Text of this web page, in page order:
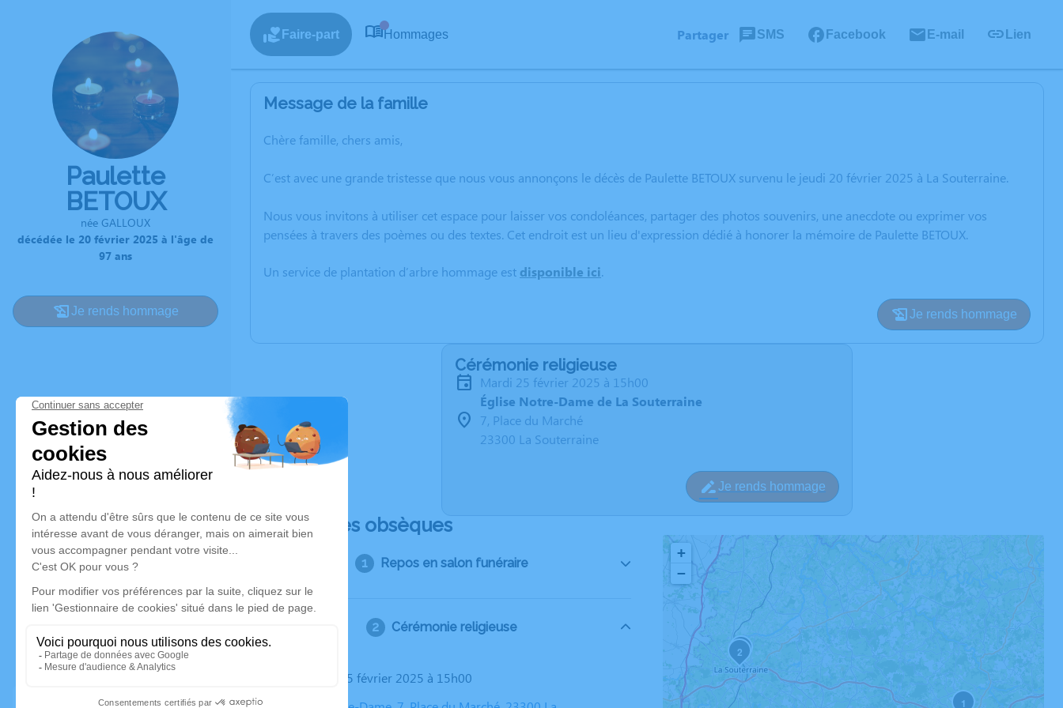
Paulette
BETOUX
née GALLOUX
décédée le 20 février 2025 à l'âge de
97 ans
Je rends hommage
Faire-part Hommages Partager SMS Facebook E-mail Lien
Message de la famille
Chère famille, chers amis,
C’est avec une grande tristesse que nous vous annonçons le décès de Paulette BETOUX survenu le jeudi 20 février 2025 à La Souterraine.
Nous vous invitons à utiliser cet espace pour laisser vos condoléances, partager des photos souvenirs, une anecdote ou exprimer vos
pensées à travers des poèmes ou des textes. Cet endroit est un lieu d'expression dédié à honorer la mémoire de Paulette BETOUX.
Un service de plantation d’arbre hommage est disponible ici.
Je rends hommage
Cérémonie religieuse
mardi 25 février 2025 à 15h00
Église Notre-Dame de La Souterraine
7, Place du Marché
23300 La Souterraine
Je rends hommage
Déroulé des obsèques
Repos en salon funéraire
Cérémonie religieuse
Le mardi 25 février 2025 à 15h00
1
2
3
+
−